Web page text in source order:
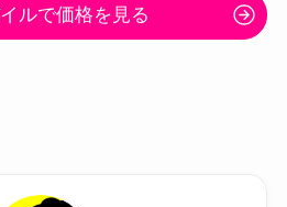
ルで価格を見る